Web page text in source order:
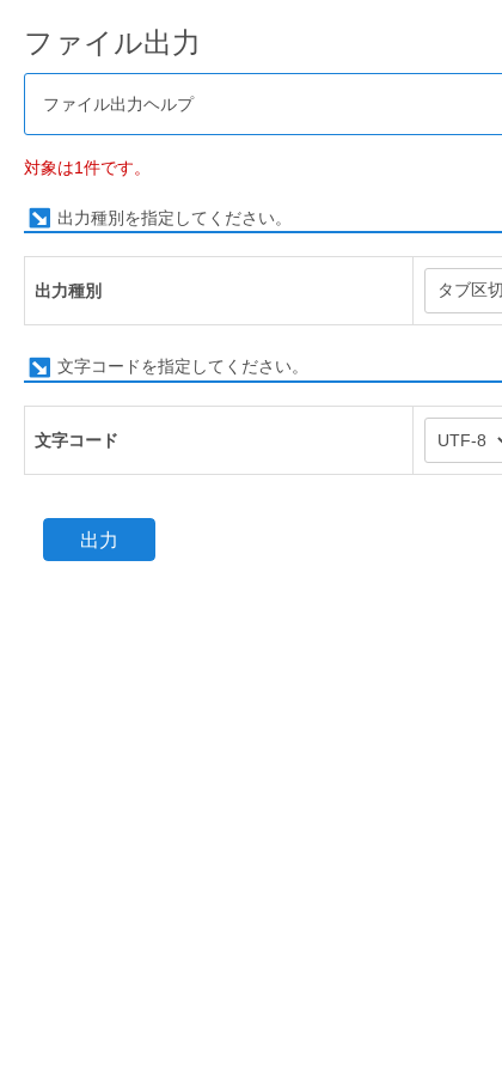
ファイル出力
ファイル出力ヘルプ
対象は1件です。
出力種別を指定してください。
出力種別
文字コードを指定してください。
文字コード